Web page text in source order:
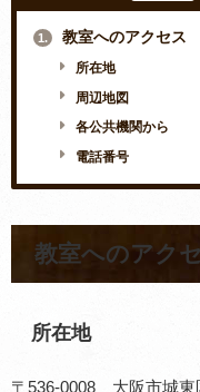
1. 教室へのアクセス
所在地
周辺地図
各公共機関から
電話番号
教室へのアク
所在地
〒536-0008 大阪市城東